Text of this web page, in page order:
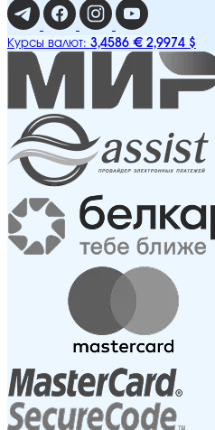
Курсы валют: 3,4586 € 2,9974 $